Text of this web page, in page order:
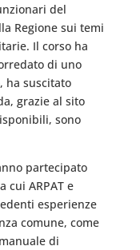
del
Regione sui temi
Il corso ha
di uno
ha suscitato
grazie al sito
sono
partecipato
cui ARPAT e
esperienze
comune, come
di